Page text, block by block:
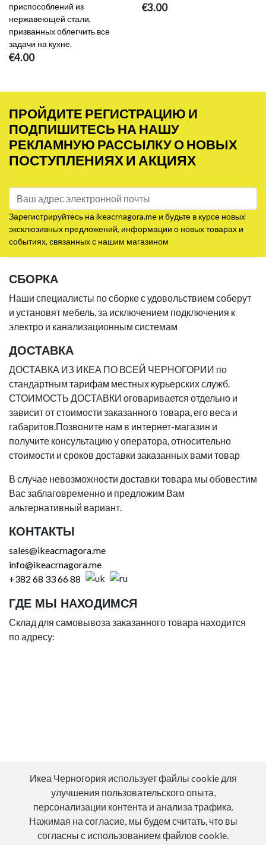
приспособлений из
нержавеющей стали,
призванных облегчить все
задачи на кухне.
€4.00
€3.00
ПРОЙДИТЕ РЕГИСТРАЦИЮ И
ПОДПИШИТЕСЬ НА НАШУ
РЕКЛАМНУЮ РАССЫЛКУ О НОВЫХ
ПОСТУПЛЕНИЯХ И АКЦИЯХ
Зарегистрируйтесь на ikeacrnagora.me и будьте в курсе новых
эксклюзивных предложений, информации о новых товарах и
событиях, связанных с нашим магазином
СБОРКА
Наши специалисты по сборке с удовольствием соберут
и установят мебель, за исключением подключения к
электро и канализационным системам
ДОСТАВКА
ДОСТАВКА ИЗ ИКЕА ПО ВСЕЙ ЧЕРНОГОРИИ по
стандартным тарифам местных курьерских служб.
СТОИМОСТЬ ДОСТАВКИ оговаривается отдельно и
зависит от стоимости заказанного товара, его веса и
габаритов.Позвоните нам в интернет-магазин и
получите консультацию у оператора, относительно
стоимости и сроков доставки заказанных вами товар
В случае невозможности доставки товара мы обовестим
Вас заблаговременно и предложим Вам
альтернативный вариант.
КОНТАКТЫ
sales@ikeacrnagora.me
info@ikeacrnagora.me
+382 68 33 66 88
ГДЕ МЫ НАХОДИМСЯ
Склад для самовывоза заказанного товара находится
по адресу:
Икеа Черногория использует файлы cookie для
улучшения пользовательского опыта,
персонализации контента и анализа трафика.
Нажимая на согласие, мы будем считать, что вы
согласны с использованием файлов cookie.